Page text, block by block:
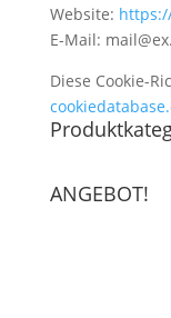
Website:
E-Mail: mail@
Diese Cookie-
ANGEBOT!